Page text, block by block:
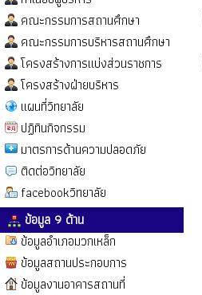
คณะกรรมการสถานศึกษา
คณะกรรมการบริหารสถานศึกษา
โครงสร้างการแบ่งส่วนราชการ
โครงสร้างฝ่ายบริหาร
แผนที่วิทยาลัย
ปฏิทินกิจกรรม
มาตรการด้านความปลอดภัย
ติดต่อวิทยาลัย
facebookวิทยาลัย
ข้อมูล 9 ด้าน
ข้อมูลอำเภอมวกเหล็ก
ข้อมูลสถานประกอบการ
ข้อมูลงานอาคารสถานที่